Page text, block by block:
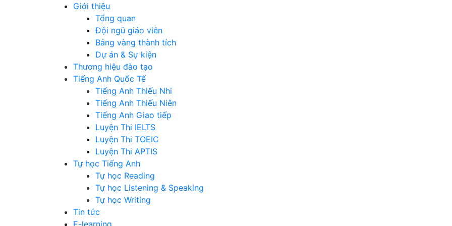
Giới thiệu
Tổng quan
Đội ngũ giáo viên
Bảng vàng thành tích
Dự án & Sự kiện
Thương hiệu đào tạo
Tiếng Anh Quốc Tế
Tiếng Anh Thiếu Nhi
Tiếng Anh Thiếu Niên
Tiếng Anh Giao tiếp
Luyện Thi IELTS
Luyện Thi TOEIC
Luyện Thi APTIS
Tự học Tiếng Anh
Tự học Reading
Tự học Listening & Speaking
Tự học Writing
Tin tức
E-learning